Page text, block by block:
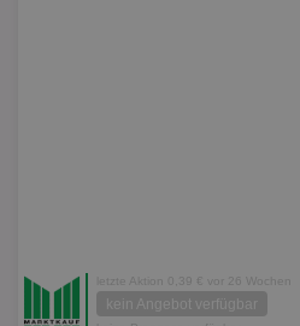
letzte Aktion 0,39 € vor 26 Wochen
kein Angebot verfügbar